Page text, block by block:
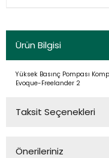
Ürün Bilgisi
Yüksek Basınç Pompası
Evoque-Freelander 2
Taksit Seçenekleri
Önerileriniz